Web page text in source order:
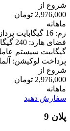
شروع از
2,976,000 تومان
ماهانه
گیگابیت سیستم
پرداخت لوکیشن:
شروع از
2,976,000 تومان
ماهانه
سفارش دهید
پلان 9